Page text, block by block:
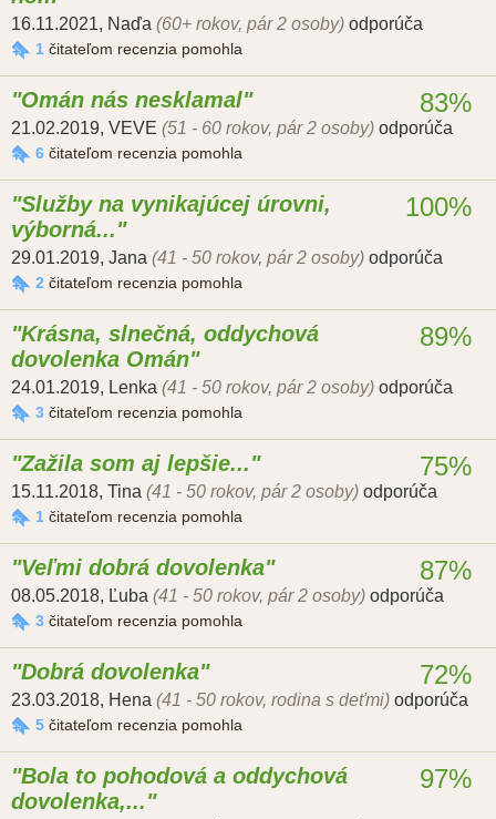
16.11.2021, Naďa (60+ rokov, pár 2 osoby) odporúča
1 čitateľom recenzia pomohla
Omán nás nesklamal
21.02.2019, VEVE (51 - 60 rokov, pár 2 osoby) odporúča
6 čitateľom recenzia pomohla
83%
Služby na vynikajúcej úrovni,
výborná...
29.01.2019, Jana (41 - 50 rokov, pár 2 osoby) odporúča
2 čitateľom recenzia pomohla
100%
Krásna, slnečná, oddychová
dovolenka Omán
24.01.2019, Lenka (41 - 50 rokov, pár 2 osoby) odporúča
3 čitateľom recenzia pomohla
89%
Zažila som aj lepšie...
15.11.2018, Tina (41 - 50 rokov, pár 2 osoby) odporúča
1 čitateľom recenzia pomohla
75%
Veľmi dobrá dovolenka
08.05.2018, Ľuba (41 - 50 rokov, pár 2 osoby) odporúča
3 čitateľom recenzia pomohla
87%
Dobrá dovolenka
23.03.2018, Hena (41 - 50 rokov, rodina s deťmi) odporúča
5 čitateľom recenzia pomohla
72%
Bola to pohodová a oddychová
dovolenka,...
97%